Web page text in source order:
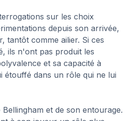
sur les choix
depuis son arrivée,
tantôt comme ailier. Si ces
ils n'ont pas produit les
et sa capacité à
étouffé dans un rôle qui ne lui
et de son entourage.